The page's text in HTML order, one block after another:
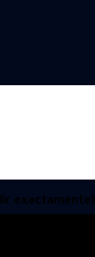
exactamente)